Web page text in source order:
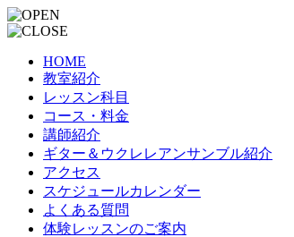
HOME
教室紹介
レッスン科目
コース・料金
講師紹介
ギター＆ウクレレアンサンブル紹介
アクセス
スケジュールカレンダー
よくある質問
体験レッスンのご案内